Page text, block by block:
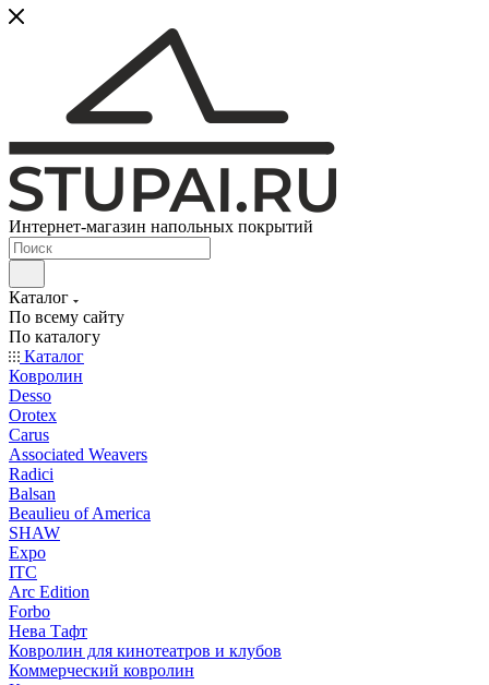
Интернет-магазин напольных покрытий
Каталог
По всему сайту
По каталогу
Каталог
Ковролин
Desso
Orotex
Carus
Associated Weavers
Radici
Balsan
Beaulieu of America
SHAW
Expo
ITC
Arc Edition
Forbo
Нева Тафт
Ковролин для кинотеатров и клубов
Коммерческий ковролин